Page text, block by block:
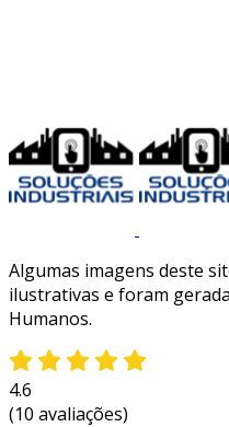
Algumas imagens deste
ilustrativas e foram
Humanos.
4.6
(10 avaliações)